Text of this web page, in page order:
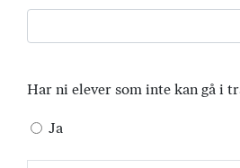
Har ni elever som inte kan gå i
Ja